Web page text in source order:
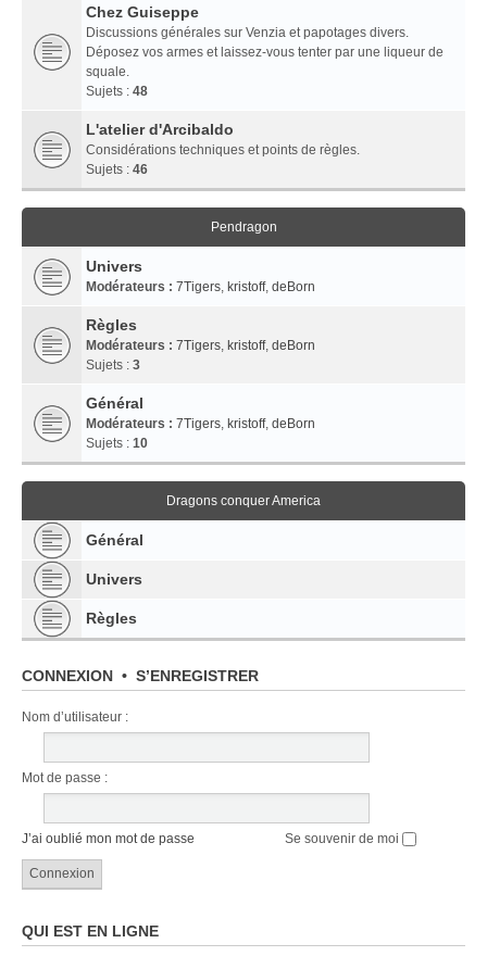
Chez Guiseppe
Discussions générales sur Venzia et papotages divers.
Déposez vos armes et laissez-vous tenter par une liqueur de
squale.
Sujets : 48
L'atelier d'Arcibaldo
Considérations techniques et points de règles.
Sujets : 46
Pendragon
Univers
Modérateurs : 7Tigers, kristoff, deBorn
Règles
Modérateurs : 7Tigers, kristoff, deBorn
Sujets : 3
Général
Modérateurs : 7Tigers, kristoff, deBorn
Sujets : 10
Dragons conquer America
Général
Univers
Règles
CONNEXION • S’ENREGISTRER
Nom d’utilisateur :
Mot de passe :
J’ai oublié mon mot de passe Se souvenir de moi
QUI EST EN LIGNE